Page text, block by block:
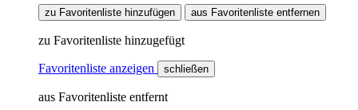
zu Favoritenliste hinzufügen aus Favoritenliste entfernen
zu Favoritenliste hinzugefügt
Favoritenliste anzeigen schließen
aus Favoritenliste entfernt